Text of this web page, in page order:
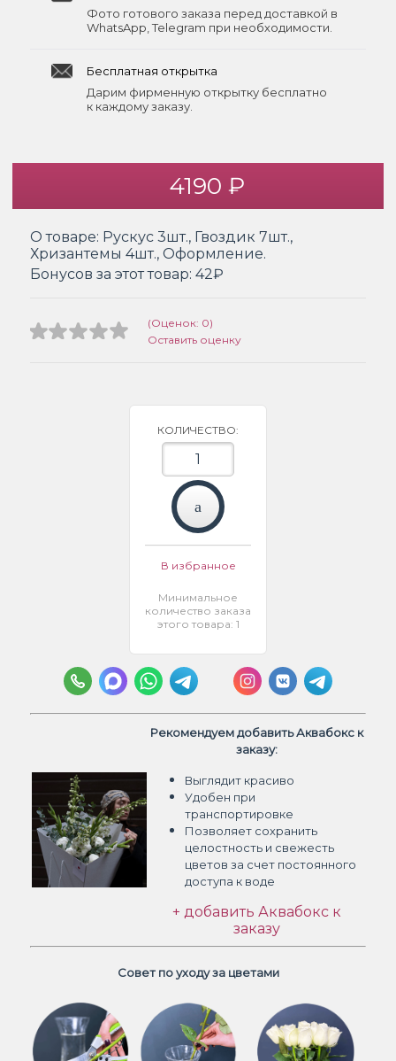
Фото готового заказа перед доставкой в
WhatsApp, Telegram при необходимости.
Бесплатная открытка
Дарим фирменную открытку бесплатно
к каждому заказу.
4190 ₽
О товаре: Рускус 3шт., Гвоздик 7шт.,
Хризантемы 4шт., Оформление.
Бонусов за этот товар: 42₽
(Оценок: 0)
Оставить оценку
КОЛИЧЕСТВО:
В избранное
Минимальное
количество заказа
этого товара: 1
Рекомендуем добавить Аквабокс к
заказу:
Выглядит красиво
Удобен при
транспортировке
Позволяет сохранить
целостность и свежесть
цветов за счет постоянного
доступа к воде
+ добавить Аквабокс к
заказу
Совет по уходу за цветами